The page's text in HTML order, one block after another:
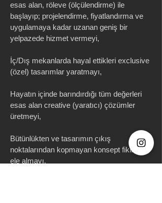
esas alan, röleve (ölçülendirme) ile
başlayıp; projelendirme, fiyatlandırma ve
uygulamaya kadar uzanan geniş bir
yelpazede hizmet vermeyi,
İç/Dış mekanlarda hayal ettikleri exclusive
(özel) tasarımlar yaratmayı,
Hayatın içinde barındırdığı tüm değerleri
esas alan creative (yaratıcı) çözümler
üretmeyi,
Bütünlükten ve tasarımın çıkış
noktalarından kopmayan konsept fikirleri
ele almayı,